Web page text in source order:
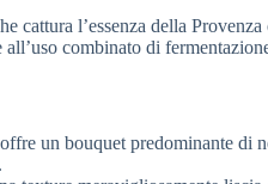
cattura l’essenza della
combinato di
un bouquet predominante